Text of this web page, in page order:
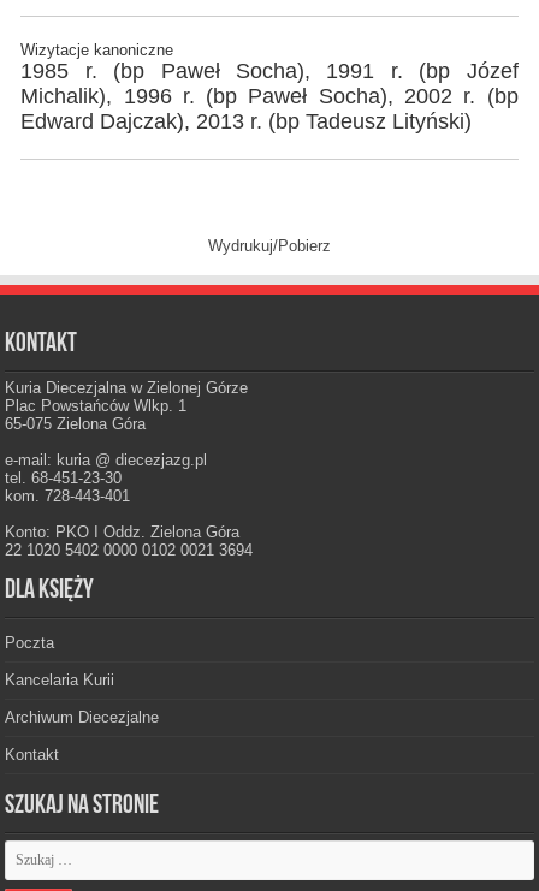
Wizytacje kanoniczne
1985 r. (bp Paweł Socha), 1991 r. (bp Józef
Michalik), 1996 r. (bp Paweł Socha), 2002 r. (bp
Edward Dajczak), 2013 r. (bp Tadeusz Lityński)
Wydrukuj/Pobierz
Kontakt
Kuria Diecezjalna w Zielonej Górze
Plac Powstańców Wlkp. 1
65-075 Zielona Góra
e-mail: kuria @ diecezjazg.pl
tel. 68-451-23-30
kom. 728-443-401
Konto: PKO I Oddz. Zielona Góra
22 1020 5402 0000 0102 0021 3694
Dla księży
Poczta
Kancelaria Kurii
Archiwum Diecezjalne
Kontakt
Szukaj na stronie